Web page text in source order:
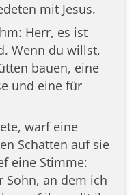
mit Jesus.
Herr, es ist
Wenn du willst,
bauen, eine
und eine für
warf eine
Schatten auf sie
eine Stimme:
Sohn, an dem ich